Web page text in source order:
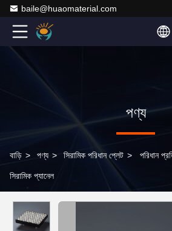
baile@huaomaterial.com
পণ্য
বাড়ি > পণ্য > সিরামিক পরিধান প্লেট > পরিধান
সিরামিক প্যানেল